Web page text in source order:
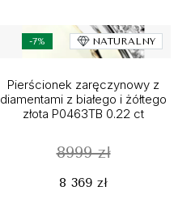
-7% NATURALNY
Pierścionek zaręczynowy z
diamentami z białego i żółtego
złota P0463TB 0.22 ct
8999 zł
8 369 zł